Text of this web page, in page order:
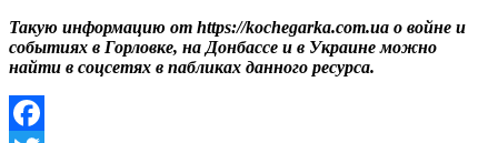
Такую информацию от https://kochegarka.com.ua о войне и
событиях в Горловке, на Донбассе и в Украине можно
найти в соцсетях в пабликах данного ресурса.